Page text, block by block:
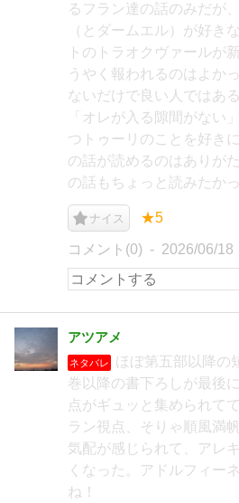
るフラン達の話のみだが
（とダームエル）が好き
トのトラオクヴァールが
うやく報われるのはよか
ないだけで良い人ではあ
「オレが入る隙間がない
つトゥーリのことを好き
の話が読めるのはありが
の話もちょっと読みたかっ
ナイス ★5
コメント(0) 2026/06/18
アツアメ
ネタバレ
ほぼ第五部以降の
巻以降の書下ろしが最後
点がギュッと集められて
ラン視点、そりゃ順風満
気配が感じられて、アレ
くなった。アドルフィー
ね！